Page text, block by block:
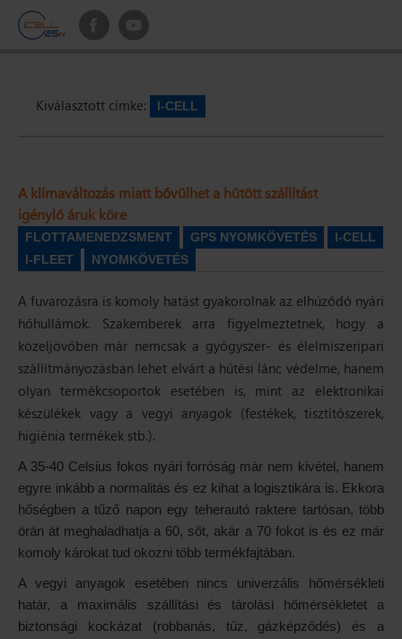
Kiválasztott címke: I-CELL
A klímaváltozás miatt bővülhet a hűtött szállítást
igénylő áruk köre
FLOTTAMENEDZSMENT GPS NYOMKÖVETÉS
I-CELL
I-FLEET
NYOMKÖVETÉS
A fuvarozásra is komoly hatást gyakorolnak az elhúzódó nyári
hőhullámok. Szakemberek arra figyelmeztetnek, hogy a
közeljövőben már nemcsak a gyógyszer- és élelmiszeripari
szállítmányozásban lehet elvárt a hűtési lánc védelme, hanem
olyan termékcsoportok esetében is, mint az elektronikai
készülékek vagy a vegyi anyagok (festékek, tisztítószerek,
higiénia termékek stb.).
A 35-40 Celsius fokos nyári forróság már nem kivétel, hanem
egyre inkább a normalitás és ez kihat a logisztikára is. Ekkora
hőségben a tűző napon egy teherautó raktere tartósan, több
órán át meghaladhatja a 60, sőt, akár a 70 fokot is és ez már
komoly károkat tud okozni több termékfajtában.
A vegyi anyagok esetében nincs univerzális hőmérsékleti
határ, a maximális szállítási és tárolási hőmérsékletet a
biztonsági kockázat (robbanás, tűz, gázképződés) és a